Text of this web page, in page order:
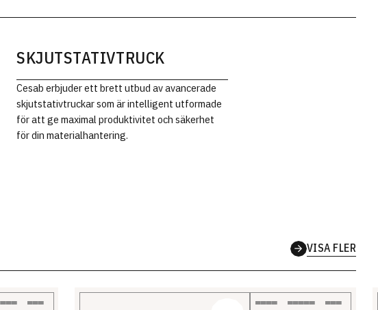
UTBUD
SKJUTSTATIVTRUCK
Cesab erbjuder ett brett utbud av avancerade
skjutstativtruckar som är intelligent utformade
för att ge maximal produktivitet och säkerhet
för din materialhantering.
VISA FLER
PRIS EXCL. MOMS PRIS EXCL. MOMS